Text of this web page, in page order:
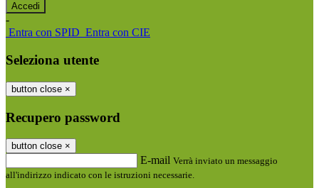
-
Entra con SPID Entra con CIE
Seleziona utente
button close ×
Recupero password
button close ×
E-mail Verrà inviato un messaggio
all'indirizzo indicato con le istruzioni necessarie.